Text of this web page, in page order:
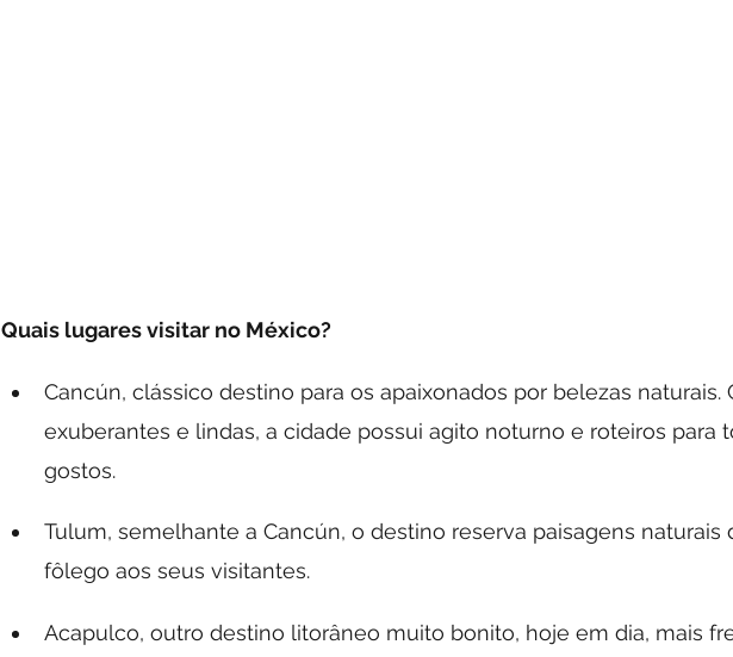
Quais lugares visitar no México?
Cancún, clássico destino para os apaixonados por belezas naturais.
exuberantes e lindas, a cidade possui agito noturno e roteiros para
gostos.
Tulum, semelhante a Cancún, o destino reserva paisagens naturais
fôlego aos seus visitantes.
Acapulco, outro destino litorâneo muito bonito, hoje em dia, mais